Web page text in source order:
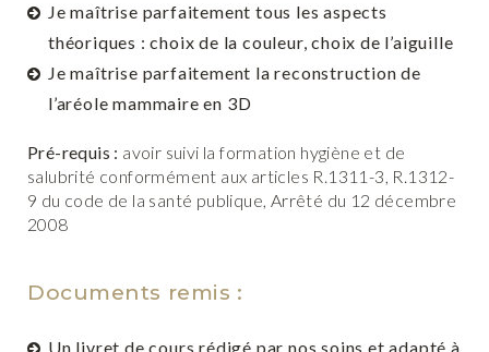
Je maîtrise parfaitement tous les aspects
théoriques : choix de la couleur, choix de l’aiguille
Je maîtrise parfaitement la reconstruction de
l’aréole mammaire en 3D
Pré-requis : avoir suivi la formation hygiène et de
salubrité conformément aux articles R.1311-3, R.1312-
9 du code de la santé publique, Arrêté du 12 décembre
2008
Documents remis :
Un livret de cours rédigé par nos soins et adapté à